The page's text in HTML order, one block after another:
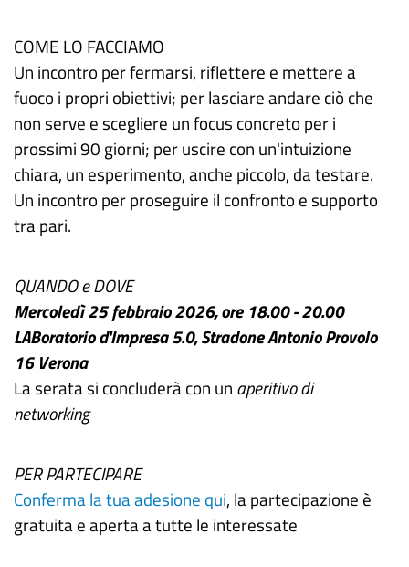
COME LO FACCIAMO
Un incontro per fermarsi, riflettere e mettere a
fuoco i propri obiettivi; per lasciare andare ciò che
non serve e scegliere un focus concreto per i
prossimi 90 giorni; per uscire con un'intuizione
chiara, un esperimento, anche piccolo, da testare.
Un incontro per proseguire il confronto e supporto
tra pari.
QUANDO e DOVE
Mercoledì 25 febbraio 2026, ore 18.00 - 20.00
LABoratorio d'Impresa 5.0, Stradone Antonio Provolo
16 Verona
La serata si concluderà con un aperitivo di
networking
PER PARTECIPARE
Conferma la tua adesione qui, la partecipazione è
gratuita e aperta a tutte le interessate